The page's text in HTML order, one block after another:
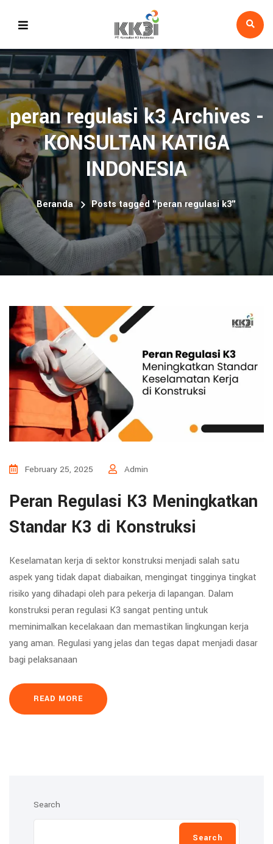
peran regulasi k3 Archives -
KONSULTAN KATIGA
INDONESIA
Beranda Posts tagged "peran regulasi k3"
February 25, 2025 Admin
Peran Regulasi K3 Meningkatkan
Standar K3 di Konstruksi
Keselamatan kerja di sektor konstruksi menjadi salah satu
aspek yang tidak dapat diabaikan, mengingat tingginya tingkat
risiko yang dihadapi oleh para pekerja di lapangan. Dalam
konstruksi peran regulasi K3 sangat penting untuk
meminimalkan kecelakaan dan memastikan lingkungan kerja
yang aman. Regulasi yang jelas dan tegas dapat menjadi dasar
bagi pelaksanaan
READ MORE
Search
Search